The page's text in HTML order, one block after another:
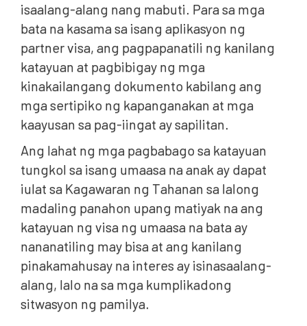
isaalang-alang nang mabuti. Para sa mga
bata na kasama sa isang aplikasyon ng
partner visa, ang pagpapanatili ng kanilang
katayuan at pagbibigay ng mga
kinakailangang dokumento kabilang ang
mga sertipiko ng kapanganakan at mga
kaayusan sa pag-iingat ay sapilitan.
Ang lahat ng mga pagbabago sa katayuan
tungkol sa isang umaasa na anak ay dapat
iulat sa Kagawaran ng Tahanan sa lalong
madaling panahon upang matiyak na ang
katayuan ng visa ng umaasa na bata ay
nananatiling may bisa at ang kanilang
pinakamahusay na interes ay isinasaalang-
alang, lalo na sa mga kumplikadong
sitwasyon ng pamilya.